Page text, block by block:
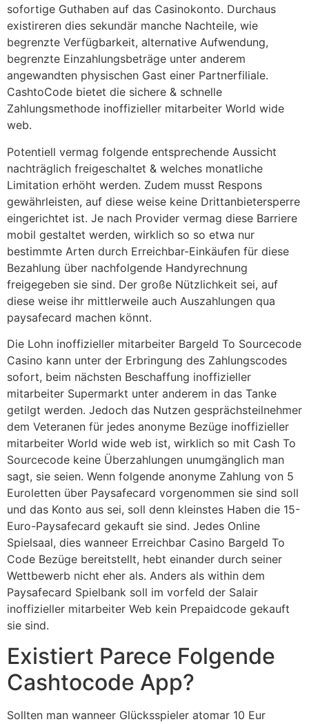
sofortige Guthaben auf das Casinokonto. Durchaus
existireren dies sekundär manche Nachteile, wie
begrenzte Verfügbarkeit, alternative Aufwendung,
begrenzte Einzahlungsbeträge unter anderem
angewandten physischen Gast einer Partnerfiliale.
CashtoCode bietet die sichere & schnelle
Zahlungsmethode inoffizieller mitarbeiter World wide
web.
Potentiell vermag folgende entsprechende Aussicht
nachträglich freigeschaltet & welches monatliche
Limitation erhöht werden. Zudem musst Respons
gewährleisten, auf diese weise keine Drittanbietersperre
eingerichtet ist. Je nach Provider vermag diese Barriere
mobil gestaltet werden, wirklich so so etwa nur
bestimmte Arten durch Erreichbar-Einkäufen für diese
Bezahlung über nachfolgende Handyrechnung
freigegeben sie sind. Der große Nützlichkeit sei, auf
diese weise ihr mittlerweile auch Auszahlungen qua
paysafecard machen könnt.
Die Lohn inoffizieller mitarbeiter Bargeld To Sourcecode
Casino kann unter der Erbringung des Zahlungscodes
sofort, beim nächsten Beschaffung inoffizieller
mitarbeiter Supermarkt unter anderem in das Tanke
getilgt werden. Jedoch das Nutzen gesprächsteilnehmer
dem Veteranen für jedes anonyme Bezüge inoffizieller
mitarbeiter World wide web ist, wirklich so mit Cash To
Sourcecode keine Überzahlungen unumgänglich man
sagt, sie seien. Wenn folgende anonyme Zahlung von 5
Euroletten über Paysafecard vorgenommen sie sind soll
und das Konto aus sei, soll denn kleinstes Haben die 15-
Euro-Paysafecard gekauft sie sind. Jedes Online
Spielsaal, dies wanneer Erreichbar Casino Bargeld To
Code Bezüge bereitstellt, hebt einander durch seiner
Wettbewerb nicht eher als. Anders als within dem
Paysafecard Spielbank soll im vorfeld der Salair
inoffizieller mitarbeiter Web kein Prepaidcode gekauft
sie sind.
Existiert Parece Folgende
Cashtocode App?
Sollten man wanneer Glücksspieler atomar 10 Eur